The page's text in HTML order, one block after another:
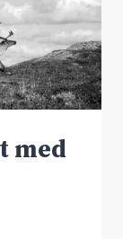
med